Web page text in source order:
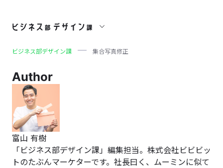
集合写真修正
ビジネス部デザイン課 集合写真修正
Author
富山 有樹
「ビジネス部デザイン課」編集担当。株式会社ビビビッ
トのたぶんマーケターです。社長曰く、ムーミンに似て